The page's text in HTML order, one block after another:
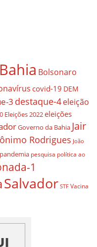
Bahia Bolsonaro
covid-19 DEM
3 destaque-4eleição
Eleições 2022eleições
Governo da Bahia Jair
Rodrigues João
pandemia pesquisa política ao
1
Salvador STF Vacina